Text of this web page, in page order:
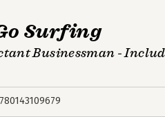
Surfing
Businessman -